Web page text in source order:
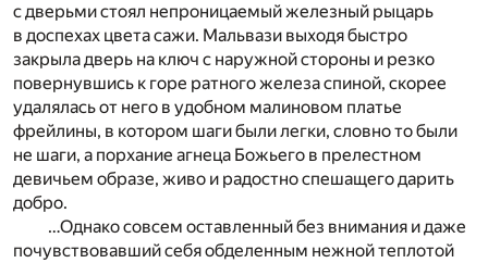
с дверьми стоял непроницаемый железный рыцарь
в доспехах цвета сажи. Мальвази выходя быстро
закрыла дверь на ключ с наружной стороны и резко
повернувшись к горе ратного железа спиной, скорее
удалялась от него в удобном малиновом платье
фрейлины, в котором шаги были легки, словно то были
не шаги, а порхание агнеца Божьего в прелестном
девичьем образе, живо и радостно спешащего дарить
добро.
…Однако совсем оставленный без внимания и даже
почувствовавший себя обделенным нежной теплотой